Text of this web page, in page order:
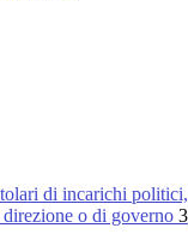
di incarichi
o di governo 3